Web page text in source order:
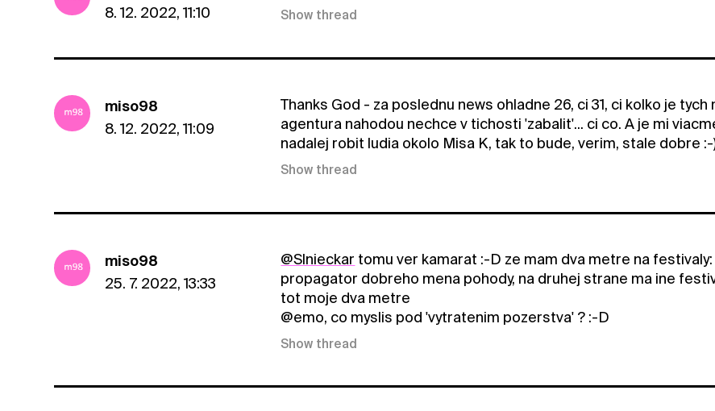
8. 12. 2022, 11:10
Show thread
miso98
8. 12. 2022, 11:09
Thanks God - za poslednu news ohladne 26, ci 31, ci kolko je
agentura nahodou nechce v tichosti 'zabalit'... ci co. A je mi
nadalej robit ludia okolo Misa K, tak to bude, verim, stale dobre :-
Show thread
miso98
25. 7. 2022, 13:33
@Slnieckar tomu ver kamarat :-D ze mam dva metre na
propagator dobreho mena pohody, na druhej strane ma ine
tot moje dva metre
@emo, co myslis pod 'vytratenim pozerstva' ? :-D
Show thread